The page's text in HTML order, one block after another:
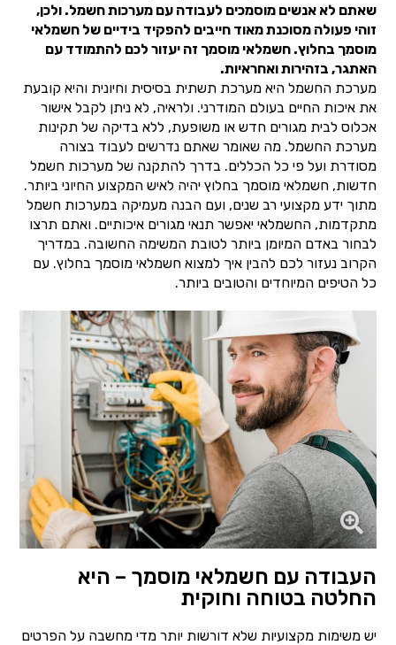
שאתם לא אנשים מוסמכים לעבודה עם מערכות חשמל. ולכן,
זוהי פעולה מסוכנת מאוד חייבים להפקיד בידיים של חשמלאי
מוסמך בחלוץ. חשמלאי מוסמך זה יעזור לכם להתמודד עם
האתגר, בזהירות ואחראיות.
מערכת החשמל היא מערכת תשתית בסיסית וחיונית והיא קובעת
את איכות החיים בעולם המודרני. ולראיה, לא ניתן לקבל אישור
אכלוס לבית מגורים חדש או משופעת, ללא בדיקה של תקינות
מערכת החשמל. מה שאומר שאתם נדרשים לעבוד בצורה
מסודרת ועל פי כל הכללים. בדרך להתקנה של מערכות חשמל
חדשות, חשמלאי מוסמך בחלוץ יהיה לאיש המקצוע החיוני ביותר.
מתוך ידע מקצועי רב שנים, ועם הבנה מעמיקה במערכות חשמל
מתקדמות, החשמלאי יאפשר תנאי מגורים איכותיים. ואתם תרצו
לבחור באדם המיומן ביותר לטובת המשימה החשובה. במדריך
הקרוב נעזור לכם להבין איך למצוא חשמלאי מוסמך בחלוץ. עם
כל הטיפים המיוחדים והטובים ביותר.
העבודה עם חשמלאי מוסמך – היא
החלטה בטוחה וחוקית
יש משימות מקצועיות שלא דורשות יותר מדי מחשבה על הפרטים